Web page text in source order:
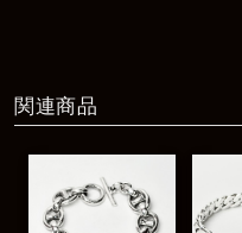
関連商品